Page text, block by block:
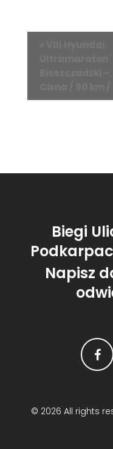
Biegi
Napisz
© 2026 All rights